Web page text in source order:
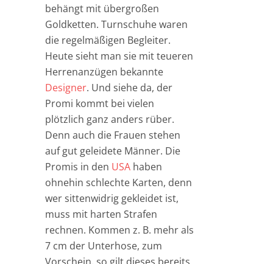
behängt mit übergroßen
Goldketten. Turnschuhe waren
die regelmäßigen Begleiter.
Heute sieht man sie mit teueren
Herrenanzügen bekannte
Designer. Und siehe da, der
Promi kommt bei vielen
plötzlich ganz anders rüber.
Denn auch die Frauen stehen
auf gut geleidete Männer. Die
Promis in den USA haben
ohnehin schlechte Karten, denn
wer sittenwidrig gekleidet ist,
muss mit harten Strafen
rechnen. Kommen z. B. mehr als
7 cm der Unterhose, zum